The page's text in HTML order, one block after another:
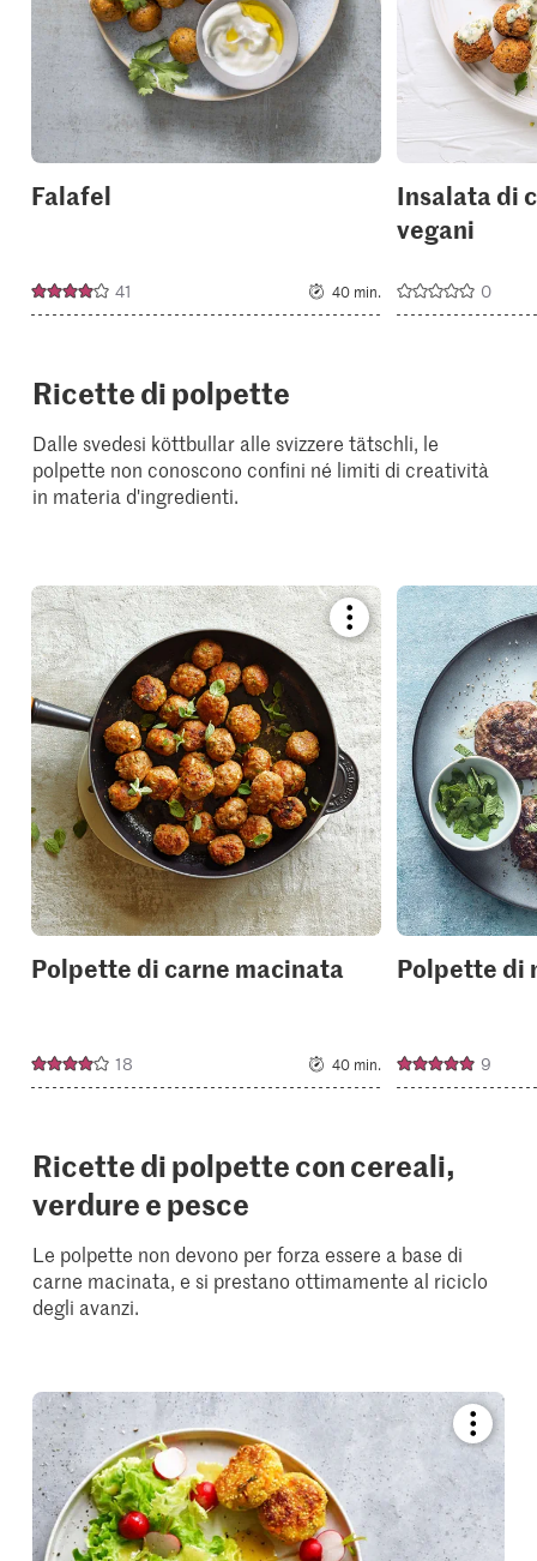
Falafel
41 40 min.
Insalata di
vegani
0
Ricette di polpette
Dalle svedesi köttbullar alle svizzere tätschli, le
polpette non conoscono confini né limiti di creatività
in materia d'ingredienti.
Bookmark
recipe
or
add
it
to
your
collections.
Polpette di carne macinata
18 40 min.
Polpette di
9
Ricette di polpette con cereali,
verdure e pesce
Le polpette non devono per forza essere a base di
carne macinata, e si prestano ottimamente al riciclo
degli avanzi.
recipe
add
to
your